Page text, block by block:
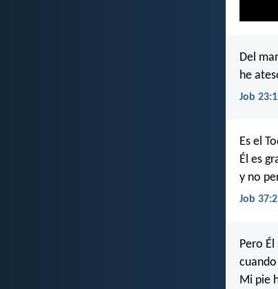
Del
he
Job
Es el
Él es
y no
Job
Pero
Mi pie